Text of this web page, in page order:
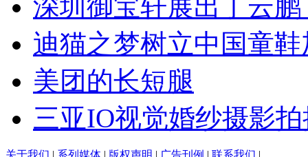
深圳御宝轩展出丁云
迪猫之梦树立中国童
美团的长短腿
三亚IO视觉婚纱摄影
关于我们 | 系列媒体 | 版权声明 | 广告刊例 | 联系我们 |